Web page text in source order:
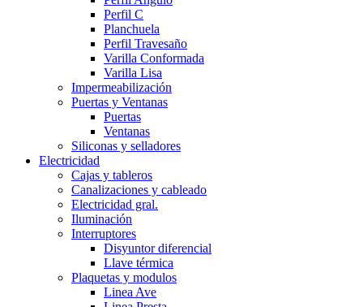
Perfil C
Planchuela
Perfil Travesaño
Varilla Conformada
Varilla Lisa
Impermeabilización
Puertas y Ventanas
Puertas
Ventanas
Siliconas y selladores
Electricidad
Cajas y tableros
Canalizaciones y cableado
Electricidad gral.
Iluminación
Interruptores
Disyuntor diferencial
Llave térmica
Plaquetas y modulos
Linea Ave